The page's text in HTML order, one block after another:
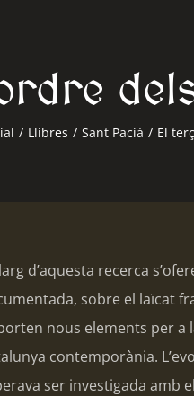
/ Llibres / Sant Pacià / El
d’aquesta recerca
sobre el laïcat
nous elements per
contemporània.
ser investigada amb